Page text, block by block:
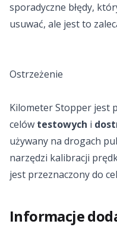
sporadyczne błędy,
usuwać, ale jest to
Ostrzeżenie
Kilometer Stopper jest
celów testowych i
używany na drogach
narzędzi kalibracji
jest przeznaczony do
Informacje